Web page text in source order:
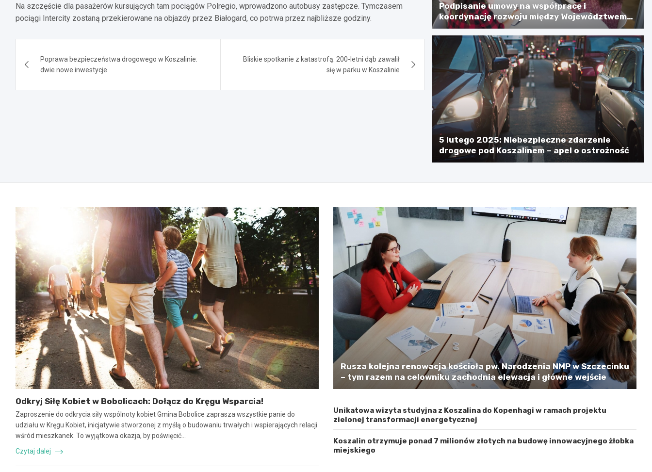
Na szczęście dla pasażerów kursujących tam pociągów Polregio, wprowadzono autobusy zastępcze. Tymczasem
pociągi Intercity zostaną przekierowane na objazdy przez Białogard, co potrwa przez najbliższe godziny.
wpisuPoprawa bezpieczeństwa drogowego w Koszalinie:
dwie nowe inwestycje
Bliskie spotkanie z katastrofą: 200-letni dąb zawalił
się w parku w Koszalinie
Podpisanie umowy na współpracę i
koordynację rozwoju między Województwem
Zachodniopomorskim a Gminą Miastem
Koszalin
5 lutego 2025: Niebezpieczne zdarzenie
drogowe pod Koszalinem – apel o ostrożność
Odkryj Siłę Kobiet w Bobolicach: Dołącz do Kręgu Wsparcia!
Zaproszenie do odkrycia siły wspólnoty kobiet Gmina Bobolice zaprasza wszystkie panie do
udziału w Kręgu Kobiet, inicjatywie stworzonej z myślą o budowaniu trwałych i wspierających relacji
wśród mieszkanek. To wyjątkowa okazja, by poświęcić…
Czytaj dalej
Rusza kolejna renowacja kościoła pw. Narodzenia NMP w Szczecinku
– tym razem na celowniku zachodnia elewacja i główne wejście
Unikatowa wizyta studyjna z Koszalina do Kopenhagi w ramach projektu
zielonej transformacji energetycznej
Koszalin otrzymuje ponad 7 milionów złotych na budowę innowacyjnego żłobka
miejskiego